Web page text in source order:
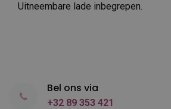
Uitneembare lade inbegrepen.
Bel ons via
+32 89 353 421